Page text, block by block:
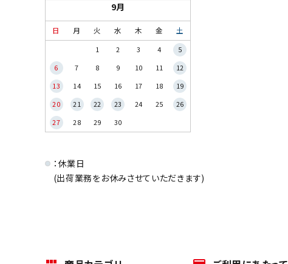
9月
日 月 火 水 木 金 土
1 2 3 4
5
6
7 8 9 10 11
12
13
14 15 16 17 18
19
20
21 22 23 24 25
26
27
28 29 30
：休業日
(出荷業務をお休みさせていただきます)